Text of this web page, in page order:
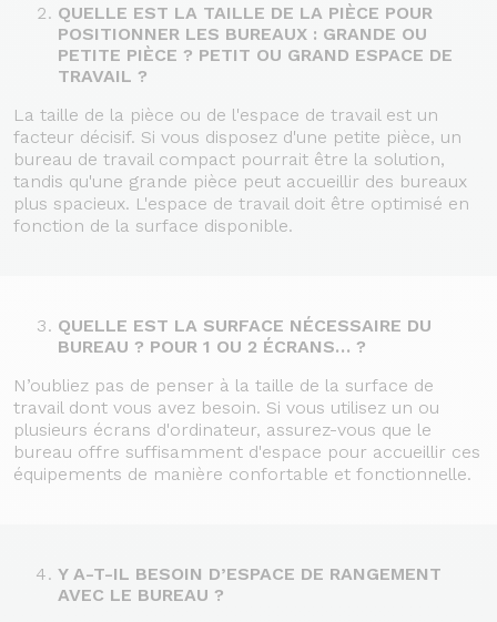
QUELLE EST LA TAILLE DE LA PIÈCE POUR
POSITIONNER LES BUREAUX : GRANDE OU
PETITE PIÈCE ? PETIT OU GRAND ESPACE DE
TRAVAIL ?
La taille de la pièce ou de l'espace de travail est un
facteur décisif. Si vous disposez d'une petite pièce, un
bureau de travail compact pourrait être la solution,
tandis qu'une grande pièce peut accueillir des bureaux
plus spacieux. L'espace de travail doit être optimisé en
fonction de la surface disponible.
QUELLE EST LA SURFACE NÉCESSAIRE DU
BUREAU ? POUR 1 OU 2 ÉCRANS… ?
N’oubliez pas de penser à la taille de la surface de
travail dont vous avez besoin. Si vous utilisez un ou
plusieurs écrans d'ordinateur, assurez-vous que le
bureau offre suffisamment d'espace pour accueillir ces
équipements de manière confortable et fonctionnelle.
Y A-T-IL BESOIN D’ESPACE DE RANGEMENT
AVEC LE BUREAU ?